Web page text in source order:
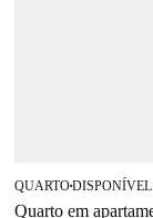
QUARTO■
Quarto em